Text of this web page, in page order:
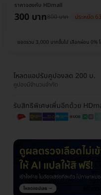
ราคาจองกับ HDmall
300 บาท800 บาท ประหยัด
ยอดรวม 3,000 บาทขึ้นไป เลือกผ่อน 0%
โหลดแอปรับคูปองลด 200 บ.
คูปองมีจำนวนจำกัด
รับสิทธิพิเศษเพิ่มอีกด้วย